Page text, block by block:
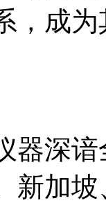
，成
器深
新加